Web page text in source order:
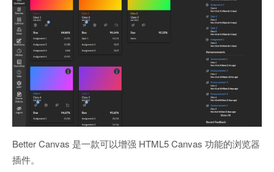
Better Canvas 是一款可以增强 HTML5 Canvas 功能的浏览器
插件。